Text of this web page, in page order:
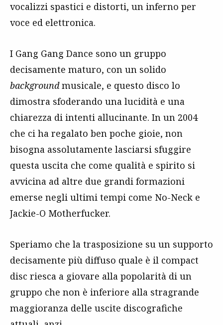
vocalizzi spastici e distorti, un inferno per
voce ed elettronica.
I Gang Gang Dance sono un gruppo
decisamente maturo, con un solido
backgroundmusicale, e questo disco lo
dimostra sfoderando una lucidità e una
chiarezza di intenti allucinante. In un 2004
che ci ha regalato ben poche gioie, non
bisogna assolutamente lasciarsi sfuggire
questa uscita che come qualità e spirito si
avvicina ad altre due grandi formazioni
emerse negli ultimi tempi come No-Neck e
Jackie-O Motherfucker.
Speriamo che la trasposizione su un supporto
decisamente più diffuso quale è il compact
disc riesca a giovare alla popolarità di un
gruppo che non è inferiore alla stragrande
maggioranza delle uscite discografiche